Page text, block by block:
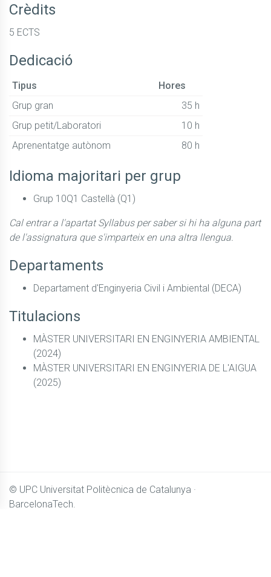
Crèdits
5 ECTS
Dedicació
Tipus
Hores
Grup gran
35 h
Grup petit/Laboratori
10 h
Aprenentatge autònom
80 h
Idioma majoritari per grup
Grup 10Q1 Castellà (Q1)
Cal entrar a l'apartat Syllabus per saber si hi ha alguna part
de l'assignatura que s'imparteix en una altra llengua.
Departaments
Departament d'Enginyeria Civil i Ambiental (DECA)
Titulacions
MÀSTER UNIVERSITARI EN ENGINYERIA AMBIENTAL
(2024)
MÀSTER UNIVERSITARI EN ENGINYERIA DE L'AIGUA
(2025)
© UPC Universitat Politècnica de Catalunya ·
BarcelonaTech.